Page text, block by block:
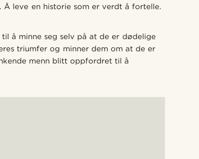
Å leve en historie som er verdt å fortelle.
å minne seg selv på at de er dødelige
triumfer og minner dem om at de er
menn blitt oppfordret til å